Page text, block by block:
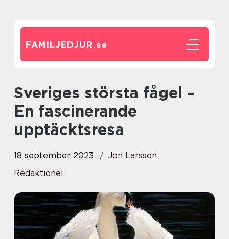
FAMILJEDJUR.se
Sveriges största fågel –
En fascinerande
upptäcktsresa
18 september 2023
Jon Larsson
Redaktionel